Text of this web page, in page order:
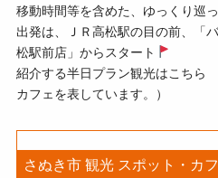
移動時間等を含めた、ゆっくり巡
出発は、ＪＲ高松駅の目の前、「
松駅前店」からスタート
紹介する半日プラン観光はこちら
カフェを表しています。）
さぬき市 観光 スポット・カ